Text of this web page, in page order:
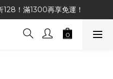
！滿1300再享免運！